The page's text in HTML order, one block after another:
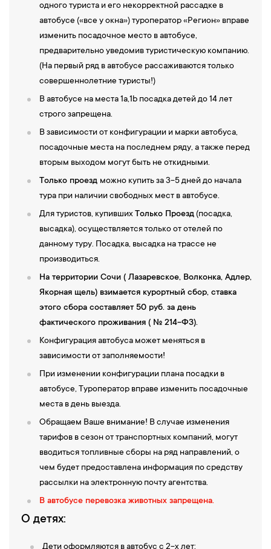
одного туриста и его некорректной рассадке в
автобусе («все у окна») туроператор «Регион» вправе
изменить посадочное место в автобусе,
предварительно уведомив туристическую компанию.
(На первый ряд в автобусе рассаживаются только
совершеннолетние туристы!)
В автобусе на места 1а,1b посадка детей до 14 лет
строго запрещена.
В зависимости от конфигурации и марки автобуса,
посадочные места на последнем ряду, а также перед
вторым выходом могут быть не откидными.
Только проезд можно купить за 3-5 дней до начала
тура при наличии свободных мест в автобусе.
Для туристов, купившихТолько Проезд(посадка,
высадка), осуществляется только от отелей по
данному туру. Посадка, высадка на трассе не
производиться.
На территории Сочи ( Лазаревское, Волконка, Адлер,
Якорная щель) взимается курортный сбор, ставка
этого сбора составляет 50 руб. за день
фактического проживания ( № 214-ФЗ).
Конфигурация автобуса может меняться в
зависимости от заполняемости!
При изменении конфигурации плана посадки в
автобусе, Туроператор вправе изменить посадочные
места в день выезда.
Обращаем Ваше внимание! В случае изменения
тарифов в сезон от транспортных компаний, могут
вводиться топливные сборы на ряд направлений, о
чем будет предоставлена информация по средству
рассылки на электронную почту агентства.
В автобусе перевозка животных запрещена.
О детях:
Дети оформляются в автобус с 2-х лет;